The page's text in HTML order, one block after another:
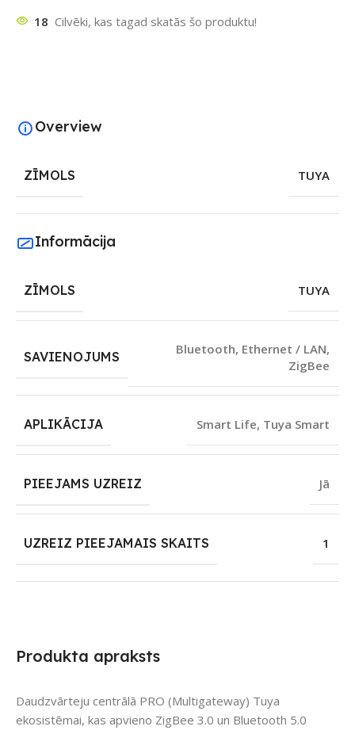
18 Cilvēki, kas tagad skatās šo produktu!
Produkta apraksts
Daudzvārteju centrālā PRO (Multigateway) Tuya
ekosistēmai, kas apvieno ZigBee 3.0 un Bluetooth 5.0
Overview
ZĪMOLS TUYA
Informācija
ZĪMOLS TUYA
SAVIENOJUMS
Bluetooth, Ethernet / LAN,
ZigBee
APLIKĀCIJA Smart Life, Tuya Smart
PIEEJAMS UZREIZ Jā
UZREIZ PIEEJAMAIS SKAITS 1